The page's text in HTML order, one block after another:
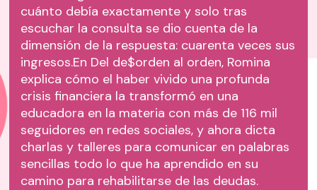
cuánto debía exactamente y solo tras
escuchar la consulta se dio cuenta de la
dimensión de la respuesta: cuarenta veces sus
ingresos.En Del de$orden al orden, Romina
explica cómo el haber vivido una profunda
crisis financiera la transformó en una
educadora en la materia con más de 116 mil
seguidores en redes sociales, y ahora dicta
charlas y talleres para comunicar en palabras
sencillas todo lo que ha aprendido en su
camino para rehabilitarse de las deudas.